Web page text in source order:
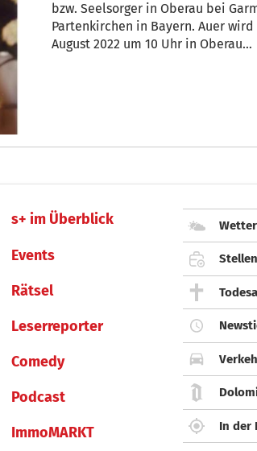
bzw. Seelsorger in Oberau bei
Partenkirchen in Bayern. Auer wird
August 2022 um 10 Uhr in Oberau
s+ im Überblick
Events
Rätsel
Leserreporter
Comedy
Podcast
ImmoMARKT
Wetter
In der